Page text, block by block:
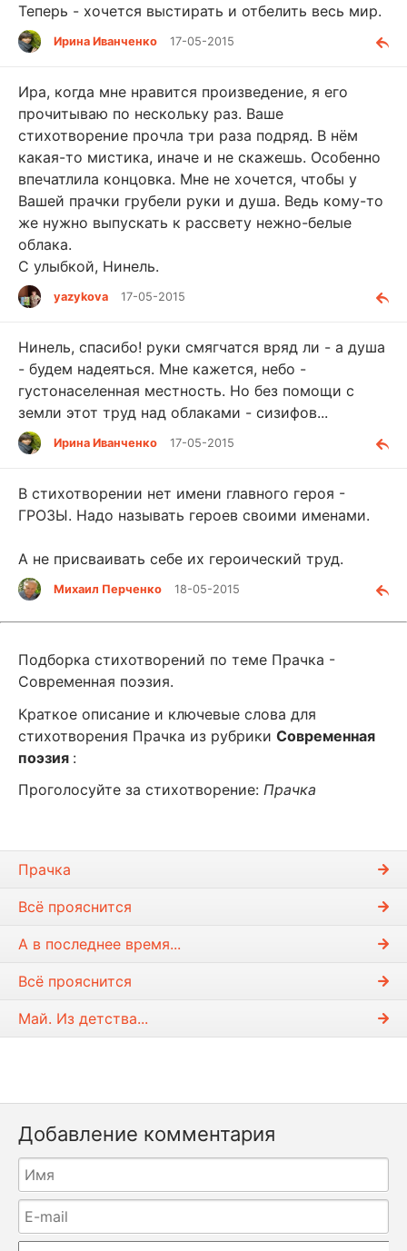
Теперь - хочется выстирать и отбелить весь мир.
Ирина Иванченко 17-05-2015
Ира, когда мне нравится произведение, я его
прочитываю по нескольку раз. Ваше
стихотворение прочла три раза подряд. В нём
какая-то мистика, иначе и не скажешь. Особенно
впечатлила концовка. Мне не хочется, чтобы у
Вашей прачки грубели руки и душа. Ведь кому-то
же нужно выпускать к рассвету нежно-белые
облака.
С улыбкой, Нинель.
yazykova 17-05-2015
Нинель, спасибо! руки смягчатся вряд ли - а душа
- будем надеяться. Мне кажется, небо -
густонаселенная местность. Но без помощи с
земли этот труд над облаками - сизифов...
Ирина Иванченко 17-05-2015
В стихотворении нет имени главного героя -
ГРОЗЫ. Надо называть героев своими именами.
А не присваивать себе их героический труд.
Михаил Перченко 18-05-2015
Подборка стихотворений по теме Прачка -
Современная поэзия.
Краткое описание и ключевые слова для
стихотворения Прачка из рубрики Современная
поэзия :
Проголосуйте за стихотворение: Прачка
Прачка
Всё прояснится
А в последнее время...
Всё прояснится
Май. Из детства...
Добавление комментария